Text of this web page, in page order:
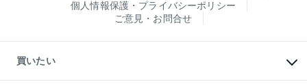
個人情報保護・プライバシーポリシー
ご意見・お問合せ
買いたい